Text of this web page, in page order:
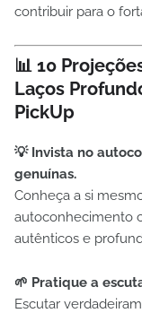
contribuir para o
📊 10
Laços
PickUp
💡 Invista no
genuínas.
Conheça a si
autoconhecimento
autênticos e
🌱 Pratique a
Escutar